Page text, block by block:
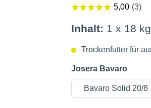
Inhalt: 1 x 18 kg
Trockenfutter für
Josera Bavaro